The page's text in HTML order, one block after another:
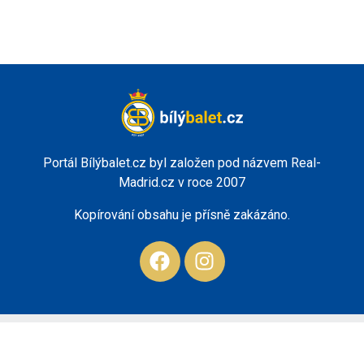
Portál Bílýbalet.cz byl založen pod názvem Real-
Madrid.cz v roce 2007
Kopírování obsahu je přísně zakázáno.